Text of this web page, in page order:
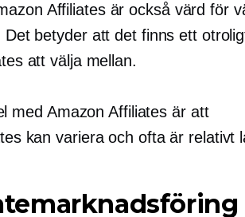
Affiliates är också värd för
betyder att det finns ett
att välja mellan.
med Amazon Affiliates är att
kan variera och ofta är relativt